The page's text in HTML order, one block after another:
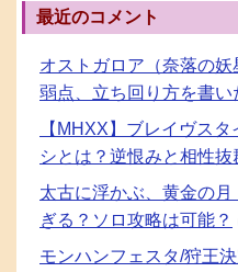
最近のコメント
オストガロア（奈落の妖
弱点、立ち回り方を書い
【MHXX】ブレイヴス
シとは？逆恨みと相性抜
太古に浮かぶ、黄金の
ぎる？ソロ攻略は可能？
モンハンフェスタ/狩王